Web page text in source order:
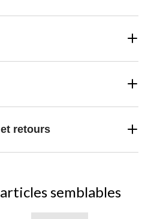
retours
semblables